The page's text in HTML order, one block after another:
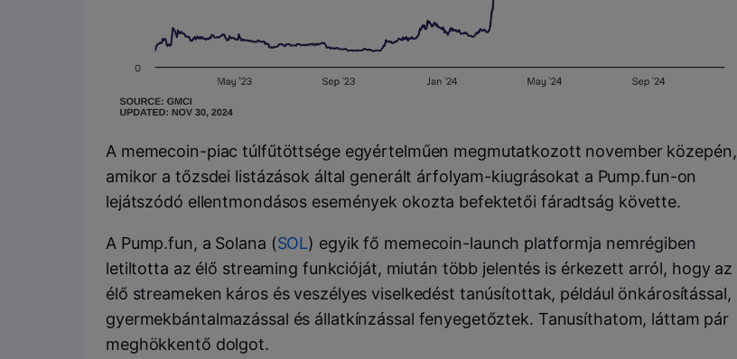
A memecoin-piac túlfűtöttsége egyértelműen megmutatkozott november közepén,
amikor a tőzsdei listázások által generált árfolyam-kiugrásokat a Pump.fun-on
lejátszódó ellentmondásos események okozta befektetői fáradtság követte.
A Pump.fun, a Solana (SOL) egyik fő memecoin-launch platformja nemrégiben
letiltotta az élő streaming funkcióját, miután több jelentés is érkezett arról, hogy az
élő streameken káros és veszélyes viselkedést tanúsítottak, például önkárosítással,
gyermekbántalmazással és állatkínzással fenyegetőztek. Tanusíthatom, láttam pár
meghökkentő dolgot.